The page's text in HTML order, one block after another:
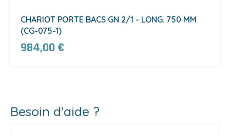
CHARIOT PORTE BACS GN 2/1 - LONG. 750 MM
(CG-075-1)
984,00 €
Besoin d'aide ?